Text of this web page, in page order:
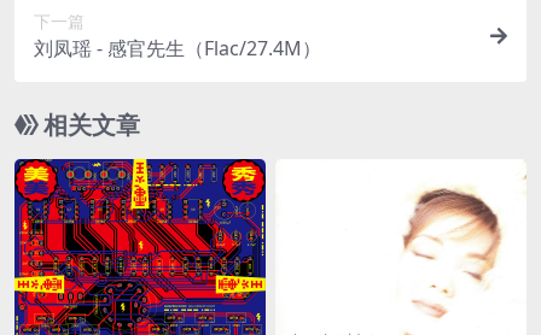
下一篇
刘凤瑶 - 感官先生（Flac/27.4M）
相关文章